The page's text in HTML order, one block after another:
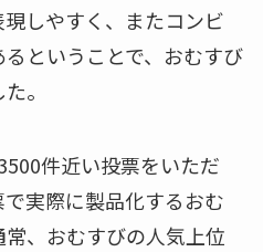
しやすく、またコンビ
ということで、おむすび
。
件近い投票をいただ
実際に製品化するおむ
、おむすびの人気上位